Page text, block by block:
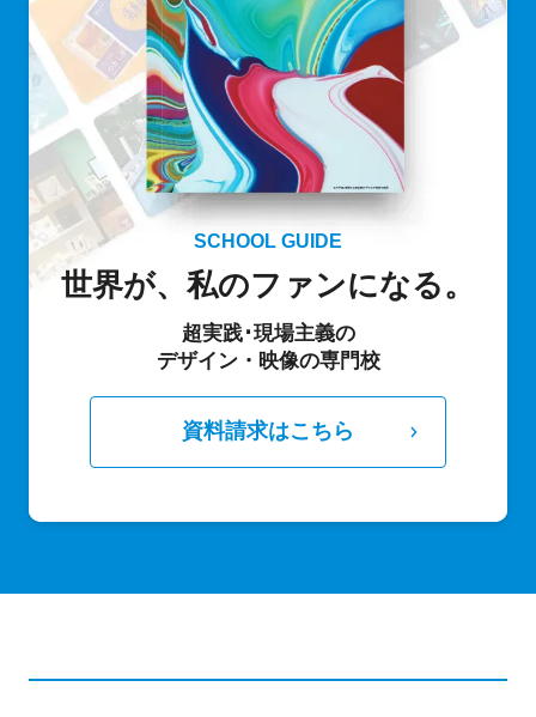
SCHOOL GUIDE
世界が、私のファンになる。
超実践･現場主義の
デザイン・映像の専門校
資料請求はこちら